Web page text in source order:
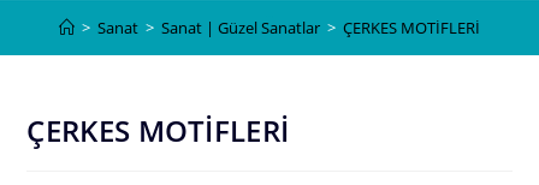
> Sanat > Sanat | Güzel Sanatlar > ÇERKES MOTİFLERİ
ÇERKES MOTİFLERİ